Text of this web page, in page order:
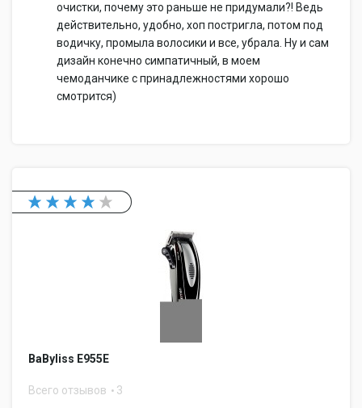
очистки, почему это раньше не придумали?! Ведь
действительно, удобно, хоп постригла, потом под
водичку, промыла волосики и все, убрала. Ну и сам
дизайн конечно симпатичный, в моем
чемоданчике с принадлежностями хорошо
смотрится)
BaByliss E955E
Всего отзывов 3